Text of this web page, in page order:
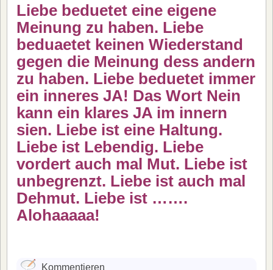
Liebe beduetet eine eigene
Meinung zu haben. Liebe
beduaetet keinen Wiederstand
gegen die Meinung dess andern
zu haben. Liebe beduetet immer
ein inneres JA! Das Wort Nein
kann ein klares JA im innern
sien. Liebe ist eine Haltung.
Liebe ist Lebendig. Liebe
vordert auch mal Mut. Liebe ist
unbegrenzt. Liebe ist auch mal
Dehmut. Liebe ist …….
Alohaaaaa!
Kommentieren